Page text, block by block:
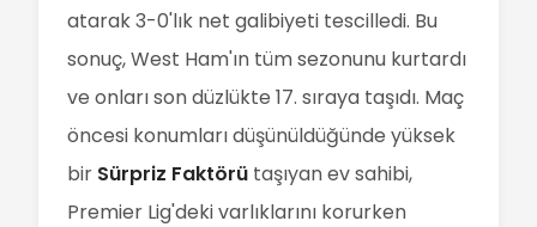
atarak 3-0'lık net galibiyeti tescilledi. Bu
sonuç, West Ham'ın tüm sezonunu kurtardı
ve onları son düzlükte 17. sıraya taşıdı. Maç
öncesi konumları düşünüldüğünde yüksek
bir Sürpriz Faktörü taşıyan ev sahibi,
Premier Lig'deki varlıklarını korurken